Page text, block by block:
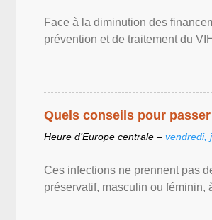
Face à la diminution des
prévention et de traitement du
Quels conseils pour
Heure d’Europe centrale – vendredi,
Ces infections ne prennent pas
préservatif, masculin ou féminin,